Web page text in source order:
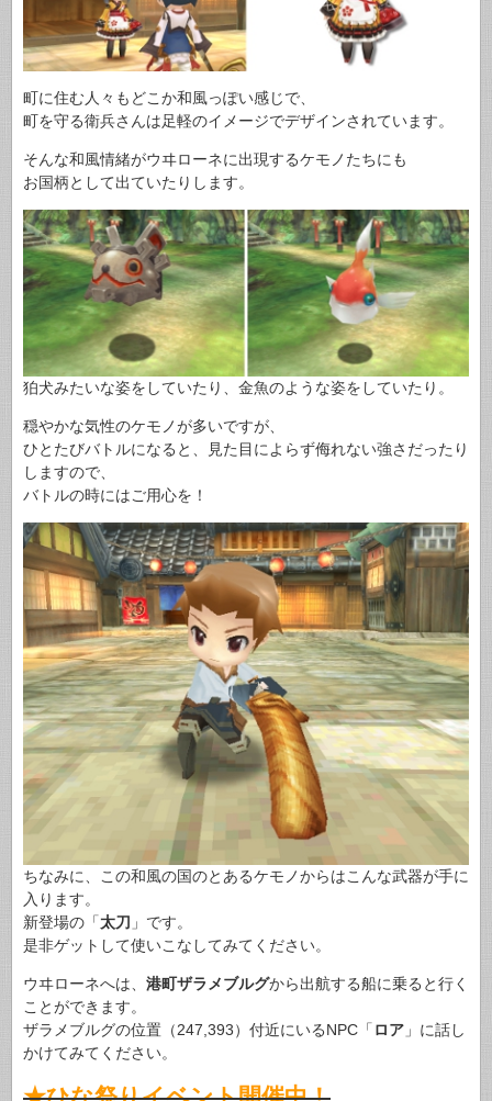
町に住む人々もどこか和風っぽい感じで、
町を守る衛兵さんは足軽のイメージでデザインされています。
そんな和風情緒がウヰローネに出現するケモノたちにも
お国柄として出ていたりします。
狛犬みたいな姿をしていたり、金魚のような姿をしていたり。
穏やかな気性のケモノが多いですが、
ひとたびバトルになると、見た目によらず侮れない強さだったり
しますので、
バトルの時にはご用心を！
ちなみに、この和風の国のとあるケモノからはこんな武器が手に
入ります。
新登場の「太刀 」です。
是非ゲットして使いこなしてみてください。
ウヰローネへは、 港町ザラメブルグから出航する船に乗ると行く
ことができます。
ザラメブルグの位置（247,393）付近にいるNPC「 ロア 」に話し
かけてみてください。
★ひな祭りイベント開催中！